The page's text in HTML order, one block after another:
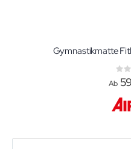
Gymnastikmatte
0%
Ab